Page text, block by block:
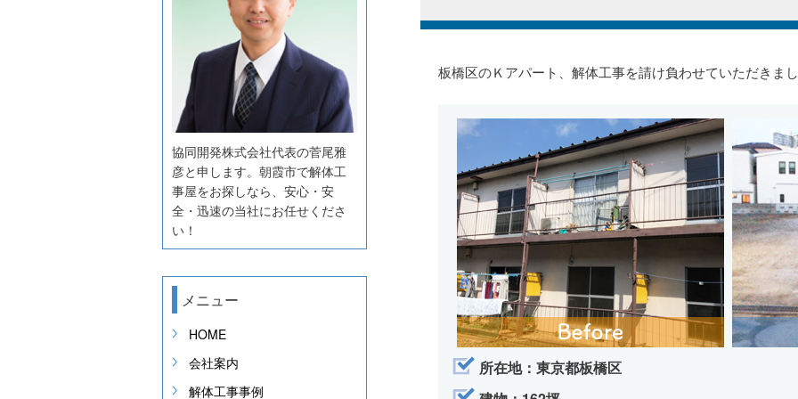
板橋区のＫアパート、解体工事を請け負わせていただきま
所在地：東京都板橋区
協同開発株式会社代表の菅尾雅
彦と申します。朝霞市で解体工
事屋をお探しなら、安心・安
全・迅速の当社にお任せくださ
い！
メニュー
HOME
会社案内
解体工事事例